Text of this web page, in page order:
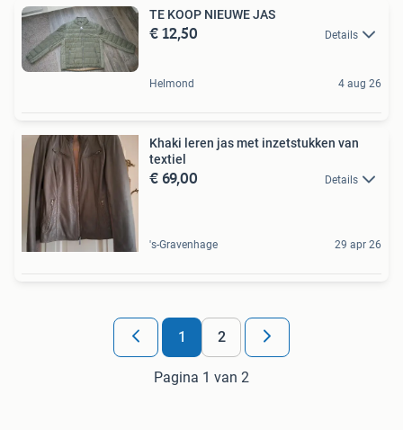
TE KOOP NIEUWE JAS
€ 12,50 Details
Helmond 4 aug 26
Khaki leren jas met inzetstukken van
textiel
€ 69,00 Details
's-Gravenhage 29 apr 26
1 2
Pagina 1 van 2